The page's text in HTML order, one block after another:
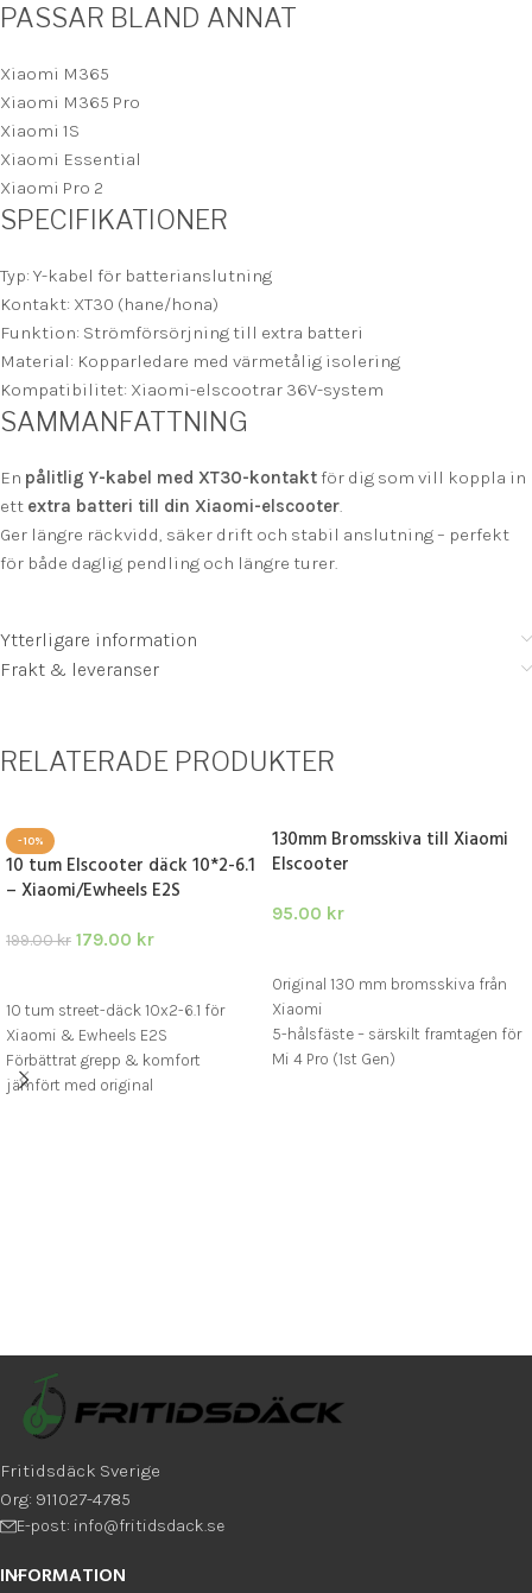
PASSAR BLAND ANNAT
Xiaomi M365
Xiaomi M365 Pro
Xiaomi 1S
Xiaomi Essential
Xiaomi Pro 2
SPECIFIKATIONER
Typ: Y-kabel för batterianslutning
Kontakt: XT30 (hane/hona)
Funktion: Strömförsörjning till extra batteri
Material: Kopparledare med värmetålig isolering
Kompatibilitet: Xiaomi-elscootrar 36V-system
SAMMANFATTNING
En pålitlig Y-kabel med XT30-kontakt för dig som vill koppla in
ett extra batteri till din Xiaomi-elscooter.
Ger längre räckvidd, säker drift och stabil anslutning – perfekt
för både daglig pendling och längre turer.
Ytterligare information
Frakt & leveranser
RELATERADE PRODUKTER
-10%
10 tum Elscooter däck 10*2-6.1
– Xiaomi/Ewheels E2S
199.00kr 179.00 kr
10 tum street-däck 10x2-6.1 för
Xiaomi & Ewheels E2S
Förbättrat grepp & komfort
jämfört med original
130mm Bromsskiva till Xiaomi
Elscooter
95.00 kr
Original 130 mm bromsskiva från
Xiaomi
5-hålsfäste – särskilt framtagen för
Mi 4 Pro (1st Gen)
Fritidsdäck Sverige
Org: 911027-4785
E-post: info@fritidsdack.se
INFORMATION